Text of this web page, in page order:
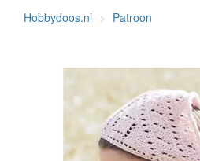
Hobbydoos.nl Patroon